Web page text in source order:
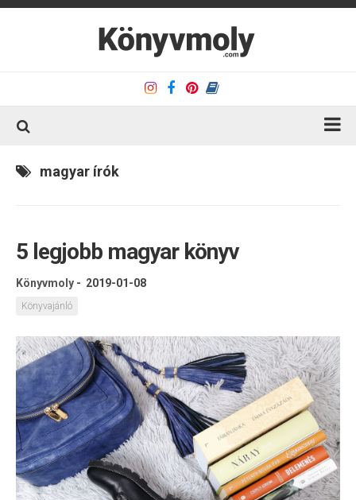
Kapcsolat
Olvasó sarok
Könyveim
Rólam
magyar írók
5 legjobb magyar könyv
Könyvmoly - 2019-01-08
Könyvajánló